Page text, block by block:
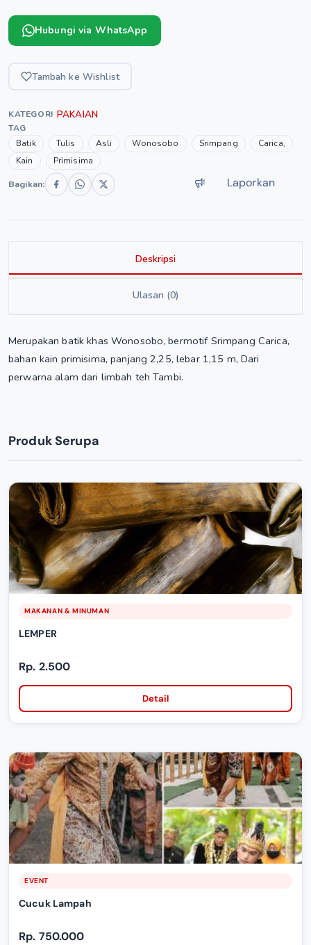
Hubungi via WhatsApp
Tambah ke Wishlist
KATEGORI PAKAIAN
TAG
Batik
Tulis Asli Wonosobo Srimpang
Carica,
Kain
Primisima
Bagikan: Laporkan
Deskripsi
Ulasan (0)
Merupakan batik khas Wonosobo, bermotif Srimpang Carica,
bahan kain primisima, panjang 2,25, lebar 1,15 m, Dari
perwarna alam dari limbah teh Tambi.
Produk Serupa
MAKANAN & MINUMAN
LEMPER
Rp. 2.500
Detail
EVENT
Cucuk Lampah
Rp. 750.000